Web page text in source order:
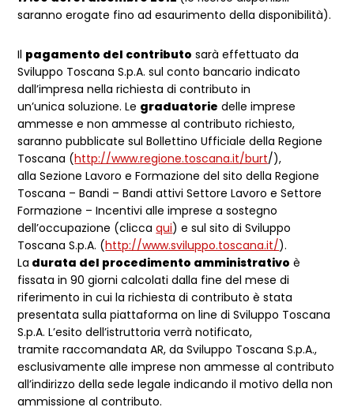
saranno erogate fino ad esaurimento della disponibilità).
Il pagamento del contributo sarà effettuato da
Sviluppo Toscana S.p.A. sul conto bancario indicato
dall’impresa nella richiesta di contributo in
un’unica soluzione. Le graduatorie delle imprese
ammesse e non ammesse al contributo richiesto,
saranno pubblicate sul Bollettino Ufficiale della Regione
Toscana (http://www.regione.toscana.it/burt/),
alla Sezione Lavoro e Formazione del sito della Regione
Toscana – Bandi – Bandi attivi Settore Lavoro e Settore
Formazione – Incentivi alle imprese a sostegno
dell’occupazione (cliccaqui) e sul sito di Sviluppo
Toscana S.p.A. (http://www.sviluppo.toscana.it/).
La durata del procedimento amministrativo è
fissata in 90 giorni calcolati dalla fine del mese di
riferimento in cui la richiesta di contributo è stata
presentata sulla piattaforma on line di Sviluppo Toscana
S.p.A. L’esito dell’istruttoria verrà notificato,
tramite raccomandata AR, da Sviluppo Toscana S.p.A.,
esclusivamente alle imprese non ammesse al contributo
all’indirizzo della sede legale indicando il motivo della non
ammissione al contributo.